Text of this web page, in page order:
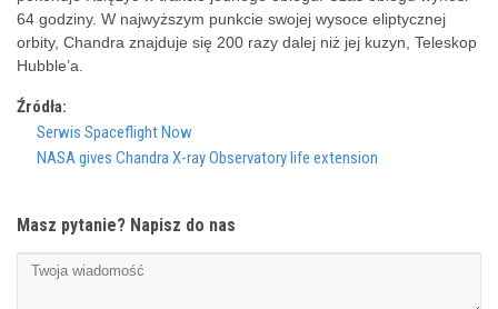
64 godziny. W najwyższym punkcie swojej wysoce eliptycznej
orbity, Chandra znajduje się 200 razy dalej niż jej kuzyn, Teleskop
Hubble’a.
Źródła:
Serwis Spaceflight Now
NASA gives Chandra X-ray Observatory life extension
Masz pytanie? Napisz do nas